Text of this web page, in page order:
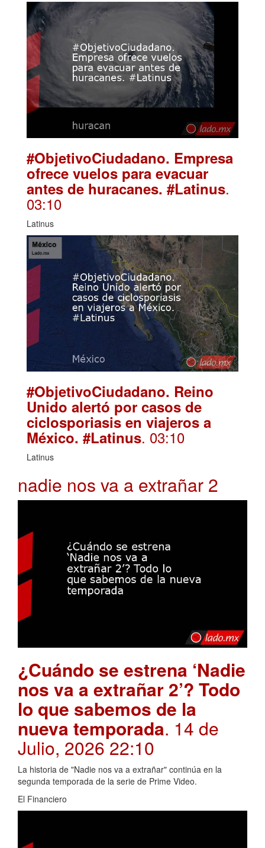
#ObjetivoCiudadano. Empresa
ofrece vuelos para evacuar
antes de huracanes. #Latinus.
03:10
Latinus
#ObjetivoCiudadano. Reino
Unido alertó por casos de
ciclosporiasis en viajeros a
México. #Latinus. 03:10
Latinus
nadie nos va a extrañar 2
¿Cuándo se estrena ‘Nadie
nos va a extrañar 2’? Todo
lo que sabemos de la
nueva temporada. 14 de
Julio, 2026 22:10
La historia de "Nadie nos va a extrañar" continúa en la
segunda temporada de la serie de Prime Video.
El Financiero